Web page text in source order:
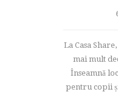
La Casa
mai mult
Înseamnă
pentru copii